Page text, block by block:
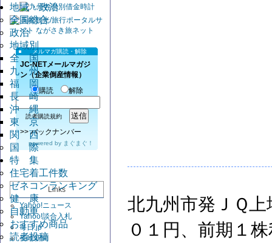
地域・政治
全国総合
政治
地域別
全 国
九 州
福 岡
長 崎
沖 縄
東 京
関 西
国 際
特 集
住宅着工件数
ゼネコンランキング
健 康
自動車
おすすめ商品
読者投稿
メルマガ購読・解除
JC-NETメールマガジ
ン（企業倒産情報）
購読
解除
読者購読規約
>>バックナンバー
powered by まぐまぐ！
Links
Yahoo!ニュース
Yahoo!談合入札
毎日.jp
長崎新聞
北九州市発ＪＱ
０１円、前期１